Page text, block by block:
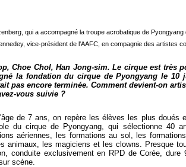
qui a accompagné la troupe acrobatique de
vice-président de l'AAFC, en compagnie des artistes
Choe Chol, Han Jong-sim. Le cirque est très
la fondation du cirque de Pyongyang le 10
pas encore terminée. Comment devient-on
vous suivie ?
de 7 ans, on repère les élèves les plus doués
du cirque de Pyongyang, qui sélectionne 40
aériennes, les formations au sol, les
animaux, les magiciens et les clowns. Presque
conduite exclusivement en RPD de Corée,
scène.